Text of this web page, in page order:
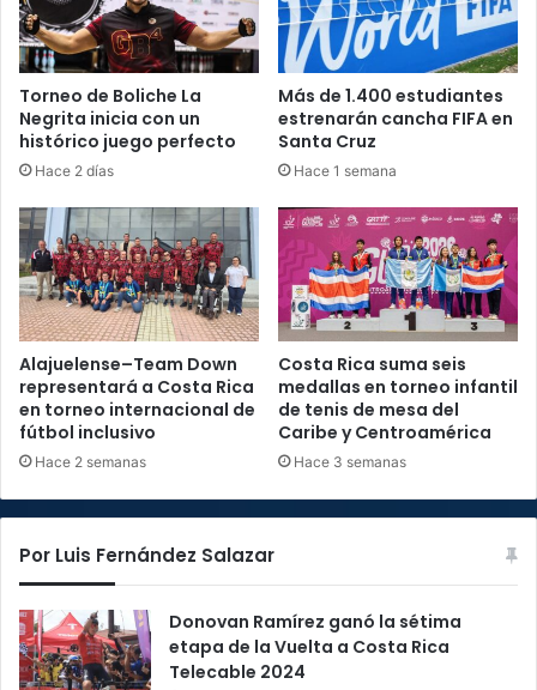
Torneo de Boliche La
Negrita inicia con un
histórico juego perfecto
Hace 2 días
Más de 1.400 estudiantes
estrenarán cancha FIFA en
Santa Cruz
Hace 1 semana
Alajuelense–Team Down
representará a Costa Rica
en torneo internacional de
fútbol inclusivo
Hace 2 semanas
Costa Rica suma seis
medallas en torneo infantil
de tenis de mesa del
Caribe y Centroamérica
Hace 3 semanas
Por Luis Fernández Salazar
Donovan Ramírez ganó la sétima
etapa de la Vuelta a Costa Rica
Telecable 2024